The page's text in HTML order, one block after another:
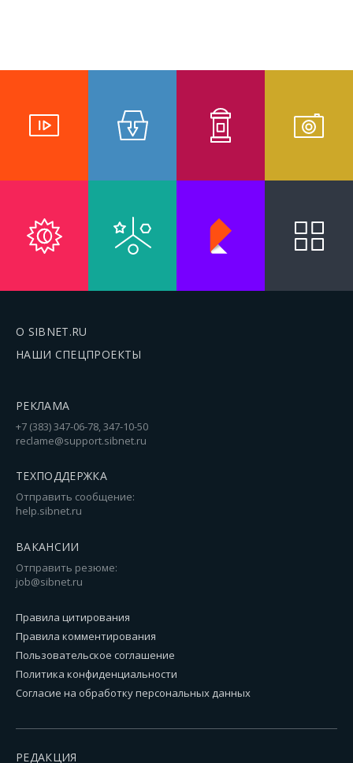
О SIBNET.RU
НАШИ СПЕЦПРОЕКТЫ
РЕКЛАМА
+7 (383) 347-06-78, 347-10-50
reclame@support.sibnet.ru
ТЕХПОДДЕРЖКА
Отправить сообщение:
help.sibnet.ru
ВАКАНСИИ
Отправить резюме:
job@sibnet.ru
Правила цитирования
Правила комментирования
Пользовательское соглашение
Политика конфиденциальности
Согласие на обработку персональных данных
РЕДАКЦИЯ